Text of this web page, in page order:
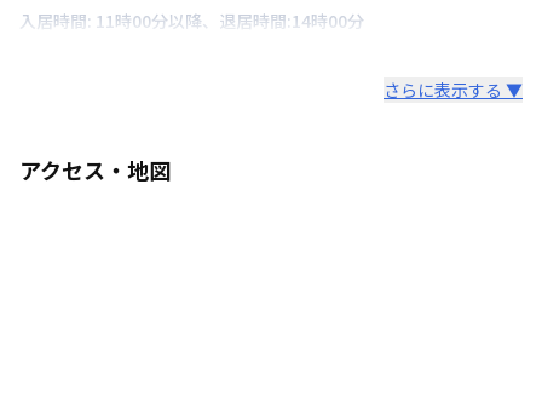
入居時間: 11時00分以降、退居時間:14時00分
さらに表示する ▼
アクセス・地図